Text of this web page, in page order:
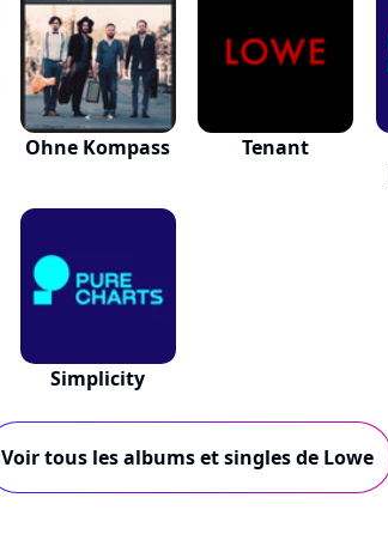
Ohne Kompass Tenant
Simplicity
Voir tous les albums et singles de Lowe